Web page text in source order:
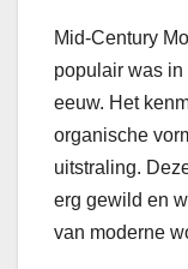
Mid-Century
populair was in
eeuw. Het
organische
uitstraling.
erg gewild en
van moderne